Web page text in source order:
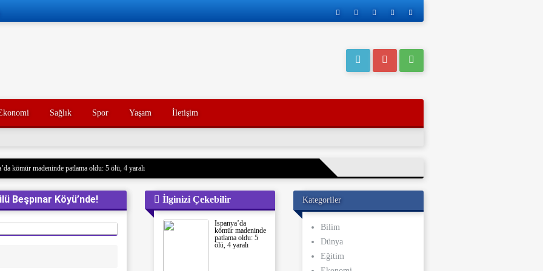
Sağlık Spor Yaşam İletişim
kömür madeninde patlama oldu: 5 ölü, 4 yaralı
yakınları, kötü yorumlarla ilgili yasal işlem başlatacak.
akaryakıt taşıyan iki gemiye el koydu. Devrim Muhafızları, Basra Körfezi’nde düzenledikleri operasyonla
hayatını kaybeden oğlunun trajik ölümünü yaşayan bir baba, acı dolu bir tesadüf sonucu aynı kaderi
ölümünden tam 7 yıl sonra, baba da geçirdiği bir kaza sonucu hayatını kaybetti. Aile üyeleri ve yakınları, bu
Beşpınar Köyü’nde! İlginizi Çekebilir
İspanya’da
kömür madeninde
patlama oldu: 5
ölü, 4 yaralı
Kategoriler
Bilim
Dünya
Eğitim